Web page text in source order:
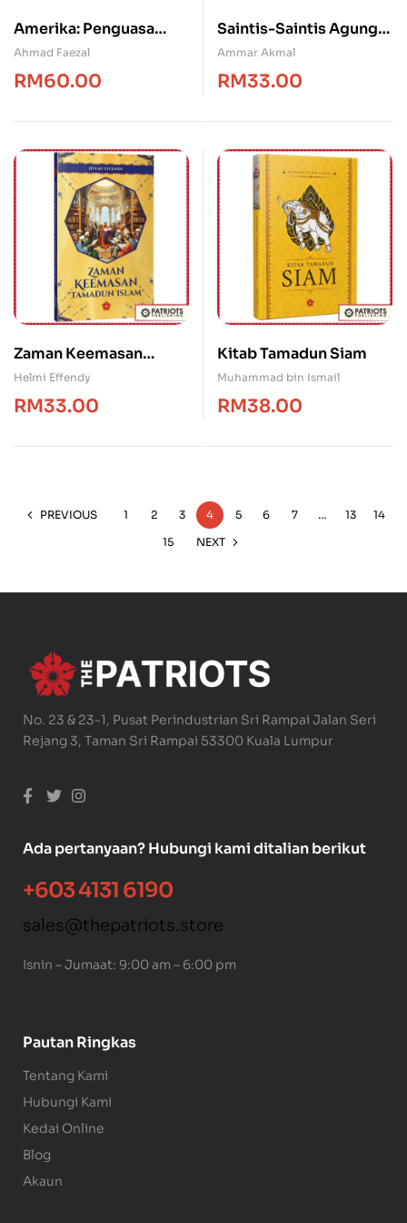
Amerika: Penguasa
Dunia Baharu
Ahmad Faezal
RM60.00
Saintis-Saintis Agung
Islam
Ammar Akmal
RM33.00
Zaman Keemasan
Tamadun Islam
Helmi Effendy
RM33.00
Kitab Tamadun Siam
Muhammad bin Ismail
RM38.00
PREVIOUS 1 2 3 4 5 6 7 … 13
14
15
NEXT
No. 23 & 23-1, Pusat Perindustrian Sri Rampai Jalan Seri
Rejang 3, Taman Sri Rampai 53300 Kuala Lumpur
Ada pertanyaan? Hubungi kami ditalian berikut
+603 4131 6190
sales@thepatriots.store
Isnin – Jumaat: 9:00 am – 6:00 pm
Pautan Ringkas
Tentang Kami
Hubungi Kami
Kedai Online
Blog
Akaun